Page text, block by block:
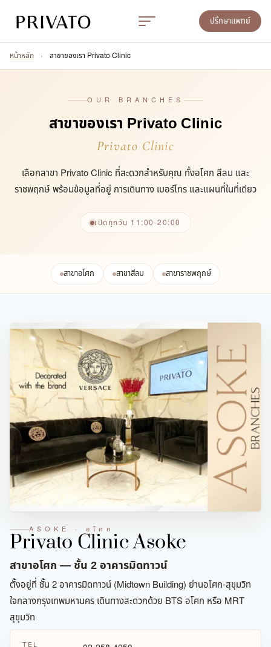
ปรึกษาแพทย์
หน้าหลัก › สาขาของเรา Privato Clinic
OUR BRANCHES
สาขาของเรา Privato Clinic
Privato Clinic
เลือกสาขา Privato Clinic ที่สะดวกสำหรับคุณ ทั้งอโศก สีลม และ
ราชพฤกษ์ พร้อมข้อมูลที่อยู่ การเดินทาง เบอร์โทร และแผนที่ในที่เดียว
เปิดทุกวัน 11:00-20:00
สาขาอโศก สาขาสีลม สาขาราชพฤกษ์
ASOKE · อโศก
Privato Clinic Asoke
สาขาอโศก — ชั้น 2 อาคารมิดทาวน์
ตั้งอยู่ที่ ชั้น 2 อาคารมิดทาวน์ (Midtown Building) ย่านอโศก-สุขุมวิท
ใจกลางกรุงเทพมหานคร เดินทางสะดวกด้วย BTS อโศก หรือ MRT
สุขุมวิท